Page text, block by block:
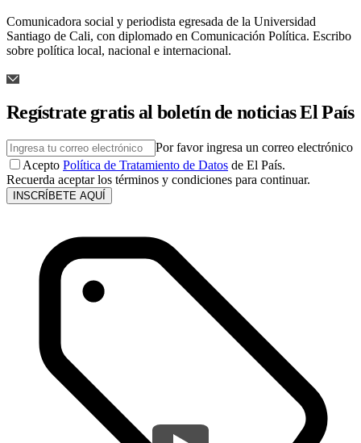
Comunicadora social y periodista egresada de la Universidad
Santiago de Cali, con diplomado en Comunicación Política. Escribo
sobre política local, nacional e internacional.
Regístrate gratis al boletín de noticias El País
Por favor ingresa un correo electrónico
Acepto Política de Tratamiento de Datos de El País.
Recuerda aceptar los términos y condiciones para continuar.
INSCRÍBETE AQUÍ